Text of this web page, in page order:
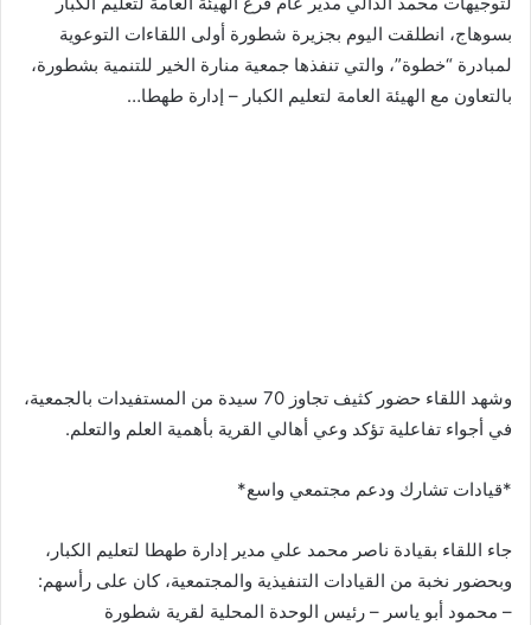
بسوهاج، انطلقت اليوم بجزيرة شطورة أولى اللقاءات التوعوية
لمبادرة “خطوة”، والتي تنفذها جمعية منارة الخير للتنمية بشطورة،
بالتعاون مع الهيئة العامة لتعليم الكبار – إدارة طهطا…
وشهد اللقاء حضور كثيف تجاوز 70 سيدة من المستفيدات بالجمعية،
في أجواء تفاعلية تؤكد وعي أهالي القرية بأهمية العلم والتعلم.
*قيادات تشارك ودعم مجتمعي واسع*
جاء اللقاء بقيادة ناصر محمد علي مدير إدارة طهطا لتعليم الكبار،
وبحضور نخبة من القيادات التنفيذية والمجتمعية، كان على رأسهم:
– محمود أبو ياسر – رئيس الوحدة المحلية لقرية شطورة